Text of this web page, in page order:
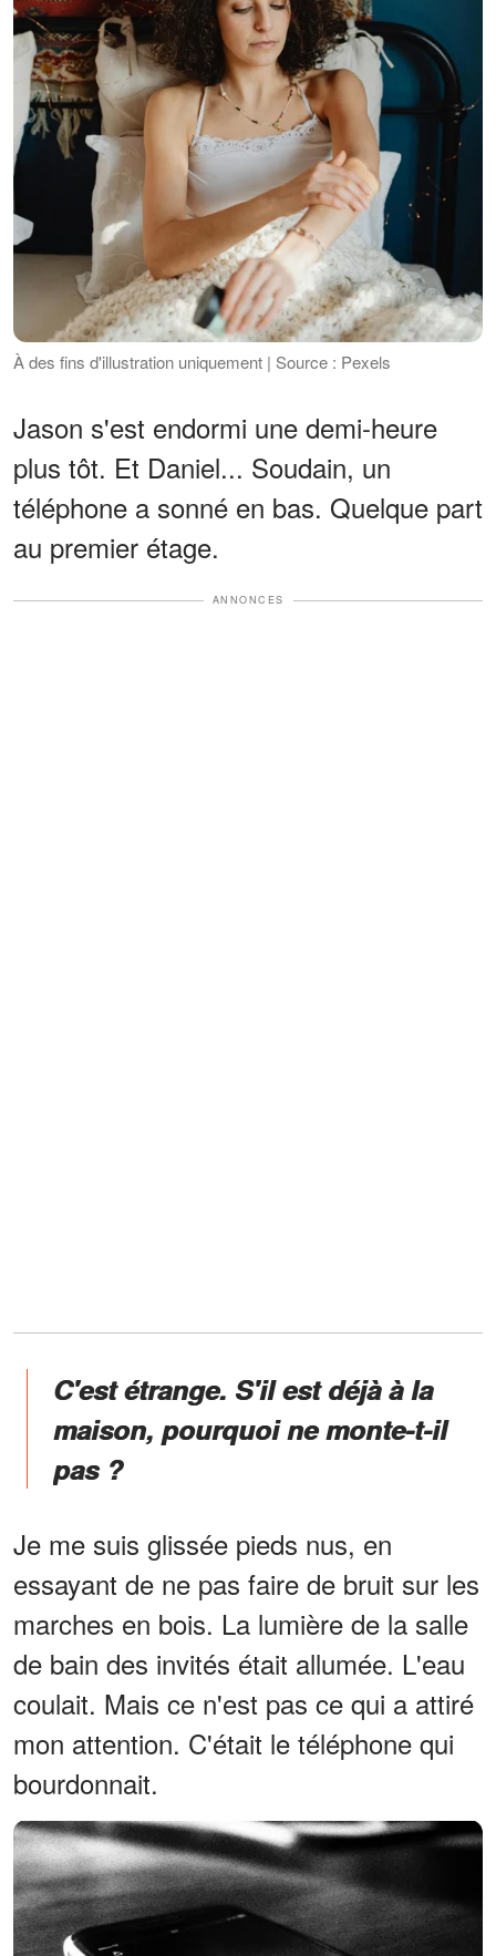
À des fins d'illustration uniquement | Source : Pexels
Jason s'est endormi une demi-heure
plus tôt. Et Daniel... Soudain, un
téléphone a sonné en bas. Quelque part
au premier étage.
ANNONCES
C'est étrange. S'il est déjà à la
maison, pourquoi ne monte-t-il
pas ?
Je me suis glissée pieds nus, en
essayant de ne pas faire de bruit sur les
marches en bois. La lumière de la salle
de bain des invités était allumée. L'eau
coulait. Mais ce n'est pas ce qui a attiré
mon attention. C'était le téléphone qui
bourdonnait.